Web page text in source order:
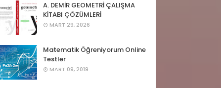
A. DEMİR GEOMETRİ ÇALIŞMA
KİTABI ÇÖZÜMLERİ
MART 29, 2026
Matematik Öğreniyorum Online
Testler
MART 09, 2019